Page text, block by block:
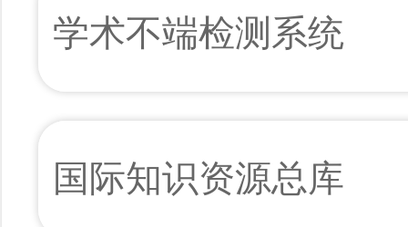
学术不端检测系统
国际知识资源总库